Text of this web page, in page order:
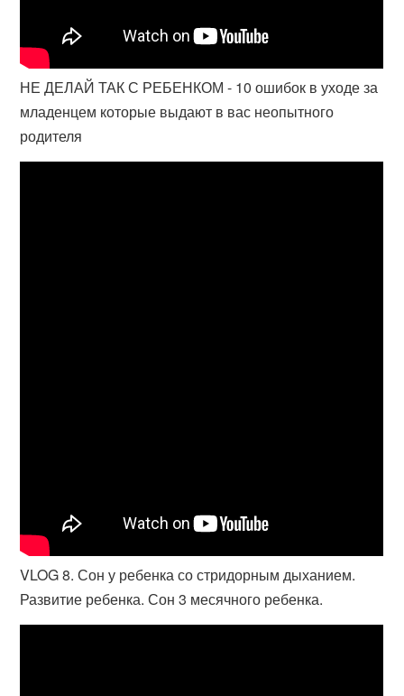
НЕ ДЕЛАЙ ТАК С РЕБЕНКОМ - 10 ошибок в уходе за
младенцем которые выдают в вас неопытного
родителя
VLOG 8. Сон у ребенка со стридорным дыханием.
Развитие ребенка. Сон 3 месячного ребенка.